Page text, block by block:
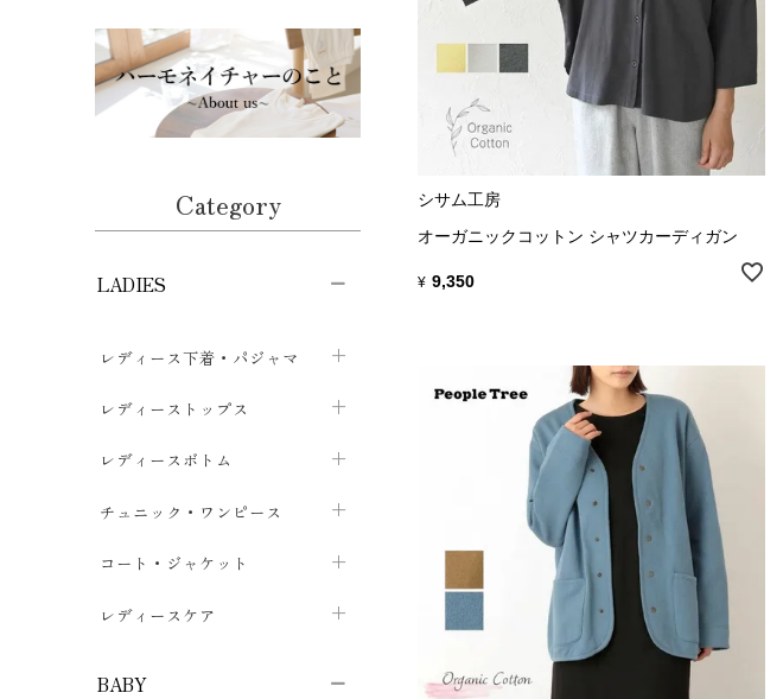
Category
LADIES
レディース下着・パジャマ
ブラジャーchevron_right
ショーツchevron_right
レディースインナー・肌着
レギンス・スパッツ
パジャマ・ルームウェア
レディーストップス
カットソー・Tシャツ
シャツ・ブラウスchevron_right
パーカー・スウェット
カーディガン・ボレロ・ベスト
レディースボトム
スカートchevron_right
レディースパンツchevron_right
チュニック・ワンピース
半袖・袖なしchevron_right
長袖・７分袖chevron_right
コート・ジャケット
レディースケア
BABY
シサム工房
オーガニックコットン シャツカーディガン
¥ 9,350